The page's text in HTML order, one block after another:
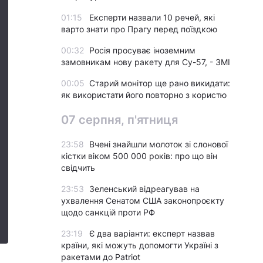
01:15
Експерти назвали 10 речей, які
варто знати про Прагу перед поїздкою
00:32
Росія просуває іноземним
замовникам нову ракету для Су-57, - ЗМІ
00:05 Старий монітор ще рано викидати:
як використати його повторно з користю
07 серпня, п'ятниця
23:58
Вчені знайшли молоток зі слонової
кістки віком 500 000 років: про що він
свідчить
23:53
Зеленський відреагував на
ухвалення Сенатом США законопроєкту
щодо санкцій проти РФ
23:19
Є два варіанти: експерт назвав
країни, які можуть допомогти Україні з
ракетами до Patriot